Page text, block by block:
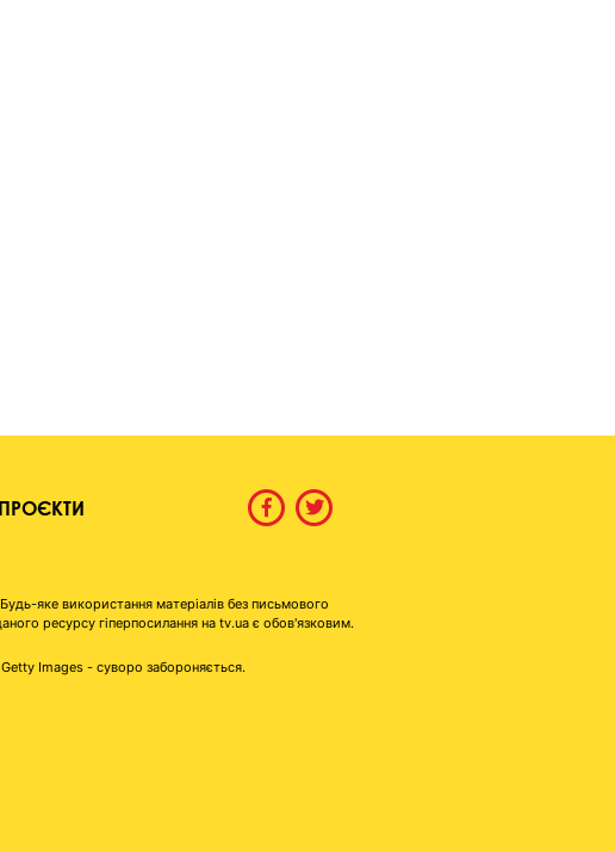
яке використання матеріалів без письмового
ресурсу гіперпосилання на tv.ua є обов'язковим.
Getty Images - суворо забороняється.